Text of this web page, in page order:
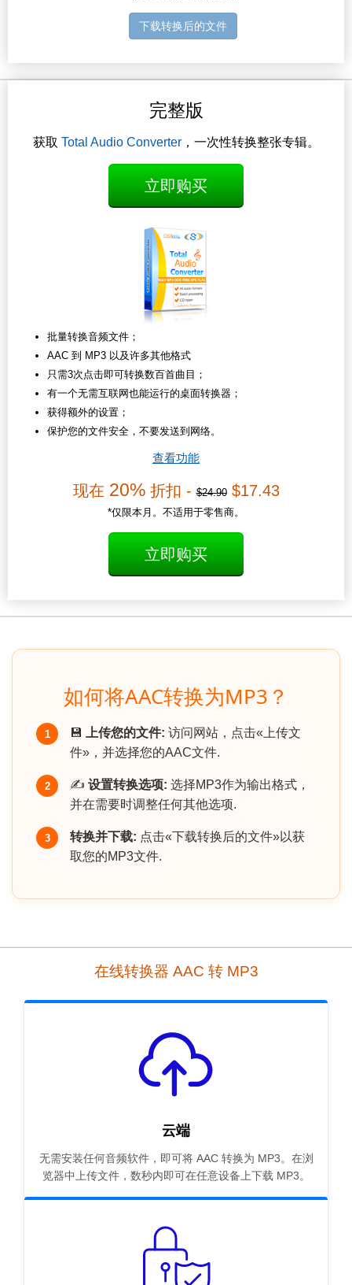
下载转换后的文件
完整版
获取 Total Audio Converter，一次性转换整张专辑。
立即购买
批量转换音频文件；
AAC 到 MP3 以及许多其他格式
只需3次点击即可转换数百首曲目；
有一个无需互联网也能运行的桌面转换器；
获得额外的设置；
保护您的文件安全，不要发送到网络。
查看功能
现在 20%折扣 -$24.90$17.43
*仅限本月。不适用于零售商。
立即购买
如何将AAC转换为MP3？
1 💾 上传您的文件: 访问网站，点击«上传文
件»，并选择您的AAC文件.
2 ✍️ 设置转换选项: 选择MP3作为输出格式，
并在需要时调整任何其他选项.
3 转换并下载: 点击«下载转换后的文件»以获
取您的MP3文件.
在线转换器 AAC 转 MP3
云端
无需安装任何音频软件，即可将 AAC 转换为 MP3。在浏
览器中上传文件，数秒内即可在任意设备上下载 MP3。